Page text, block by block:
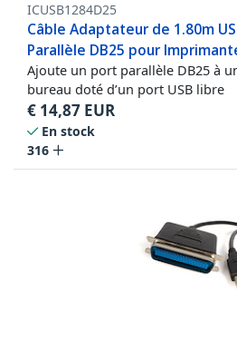
ICUSB1284D25
Câble Adaptateur de 1.80m
Parallèle DB25 pour
Ajoute un port parallèle DB25 à
bureau doté d’un port USB libre
€ 14,87 EUR
En stock
316